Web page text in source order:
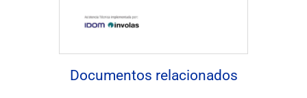
Documentos relacionados